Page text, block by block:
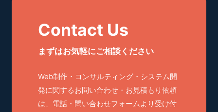
Contact Us
まずはお気軽にご相談ください
Web制作・コンサルティング・システム開
発に関するお問い合わせ・お見積もり依頼
は、電話・問い合わせフォームより受け付